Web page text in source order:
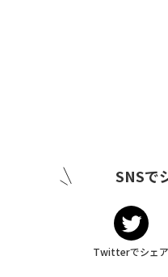
SNSで
Twitterでシェア